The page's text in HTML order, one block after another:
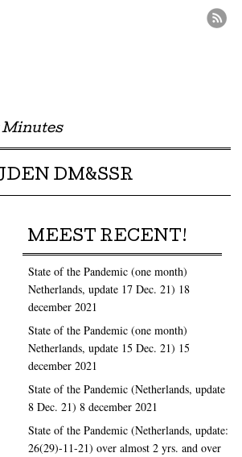
Minutes
DM&SSR
MEEST RECENT!
State of the Pandemic (one month)
Netherlands, update 17 Dec. 21) 18
december 2021
State of the Pandemic (one month)
Netherlands, update 15 Dec. 21) 15
december 2021
State of the Pandemic (Netherlands, update
8 Dec. 21) 8 december 2021
State of the Pandemic (Netherlands, update:
26(29)-11-21) over almost 2 yrs. and over